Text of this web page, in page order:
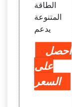
الطاقة
المتنوعة
يدعم
احصل
على
السعر